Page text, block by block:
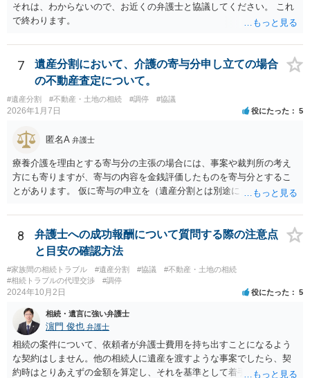
それは、わからないので、お近くの弁護士と協議してください。 これ
で終わります。
7
遺産分割において、介護の寄与分申し立ての場合
の不動産査定について。
#遺産分割 #不動産・土地の相続 #調停 #協議
2026年1月7日 役にたった 5
匿名A 弁護士
療養介護を理由とする寄与分の主張の場合には、事案や裁判所の考え
方にも寄りますが、寄与の内容を金銭評価したものを寄与分とするこ
とがあります。 仮に寄与の申立を（遺産分割とは別途に）して、その
価）は不要ということもあります。 ただ、前提として、遺産分割はし
なければならないでしょうから、現実的にはいずれにせよ不動産評価
は必要でしょう。
8
弁護士への成功報酬について質問する際の注意点
と目安の確認方法
#家族間の相続トラブル #遺産分割 #協議
#不動産・土地の相続
#相続トラブルの代理交渉
#調停
2024年10月2日 役にたった 5
相続・遺言に強い弁護士
濵門 俊也 弁護士
相続の案件について、依頼者が弁護士費用を持ち出すことになるよう
な契約はしません。他の相続人に遺産を渡すような事案でしたら、契
約時はとりあえずの金額を算定し、それを基準として着手金を設定